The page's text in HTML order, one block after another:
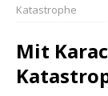
Katastrophe
Mit